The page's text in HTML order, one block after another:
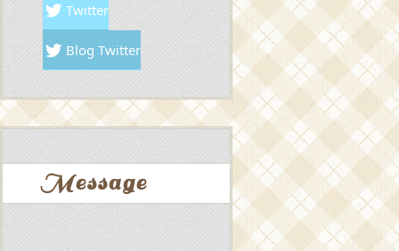
Twitter
Blog Twitter
Message